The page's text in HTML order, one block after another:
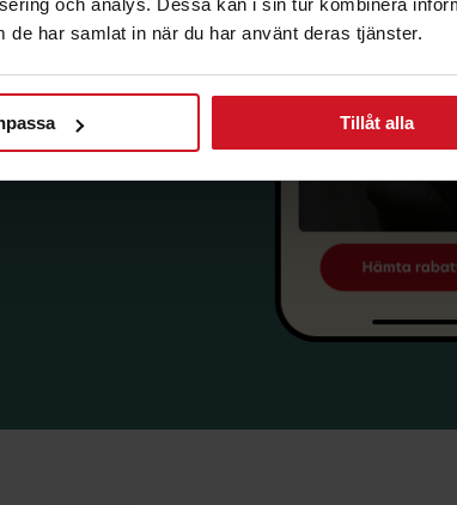
och analys. Dessa kan i sin tur kombinera
har samlat in när du har använt deras tjänster.
Tillåt alla